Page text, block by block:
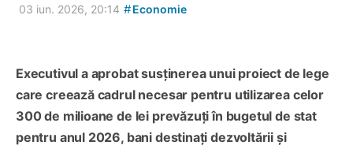
03 iun. 2026, 20:14 #Economie
Executivul a aprobat susținerea unui proiect de lege
care creează cadrul necesar pentru utilizarea celor
300 de milioane de lei prevăzuți în bugetul de stat
pentru anul 2026, bani destinați dezvoltării și